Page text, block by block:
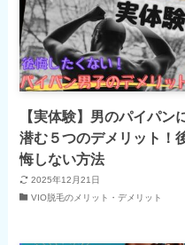
【実体験】男のパイパン
潜む５つのデメリット！
悔しない方法
2025年12月21日
VIO脱毛のメリット・デメリット